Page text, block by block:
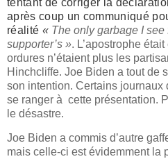
après coup un communiqué
réalité « The only garbage I
supporter’s ». L’apostrophe
ordures n’étaient plus les
Hinchcliffe. Joe Biden a tout de
son intention. Certains journaux
se ranger à cette présentation.
le désastre.
Joe Biden a commis d’autre
mais celle-ci est évidemment la